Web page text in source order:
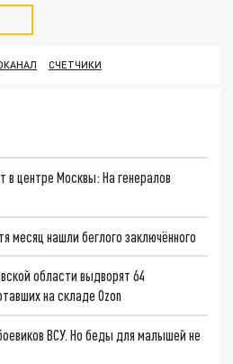
СЧЕТЧИКИ
центре Москвы: На генералов
месяц нашли беглого заключённого
области выдворят 64
на складе Ozon
ВСУ. Но беды для малышей не